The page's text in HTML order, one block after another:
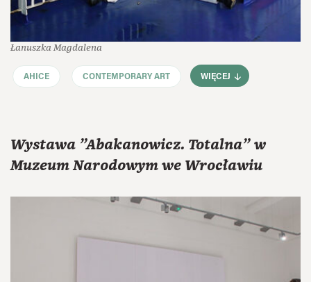
Łanuszka Magdalena
AHICE CONTEMPORARY ART WIĘCEJ
Wystawa "Abakanowicz. Totalna" w
Muzeum Narodowym we Wrocławiu